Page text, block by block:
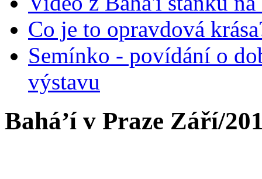
Co je to opravdová
Semínko - povídání o
výstavu
Bahá’í v Praze Září/